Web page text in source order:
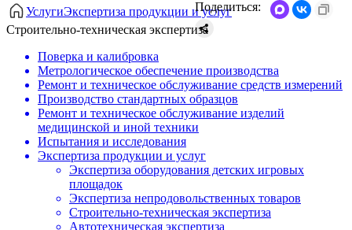
УслугиЭкспертиза продукции и услуг
Строительно-техническая экспертиза
Поделиться:
Поверка и калибровка
Метрологическое обеспечение производства
Ремонт и техническое обслуживание средств измерений
Производство стандартных образцов
Ремонт и техническое обслуживание изделий
медицинской и иной техники
Испытания и исследования
Экспертиза продукции и услуг
Экспертиза оборудования детских игровых
площадок
Экспертиза непродовольственных товаров
Строительно-техническая экспертиза
Автотехническая экспертиза